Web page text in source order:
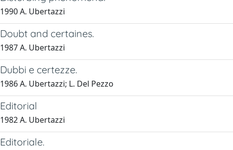
1990 A. Ubertazzi
Doubt and certaines.
1987 A. Ubertazzi
Dubbi e certezze.
1986 A. Ubertazzi; L. Del Pezzo
Editorial
1982 A. Ubertazzi
Editoriale.